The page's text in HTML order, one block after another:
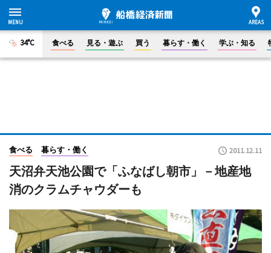
34°C 食べる 見る・遊ぶ 買う 暮らす・働く 学ぶ・知る
食べる 暮らす・働く 2011.12.11
天沼弁天池公園で「ふなばし朝市」－地産地
消のクラムチャウダーも